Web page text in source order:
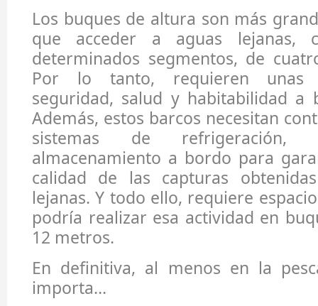
Los buques de altura son más
que acceder a aguas lejanas,
determinados segmentos, de
Por lo tanto, requieren unas
seguridad, salud y habitabilidad a
Además, estos barcos necesitan
sistemas de refrigeración,
almacenamiento a bordo para
calidad de las capturas
lejanas. Y todo ello, requiere
podría realizar esa actividad en
12 metros.
En definitiva, al menos en la
importa…